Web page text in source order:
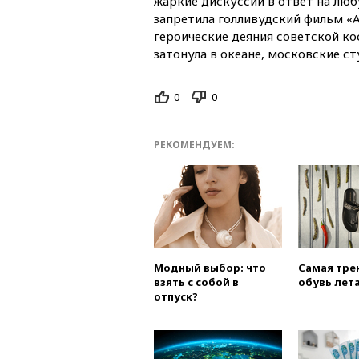
запретила голливудский фильм
героические деяния советской
затонула в океане, московские
0 0
РЕКОМЕНДУЕМ:
Модный выбор: что
взять с собой в
отпуск?
Самая
обувь